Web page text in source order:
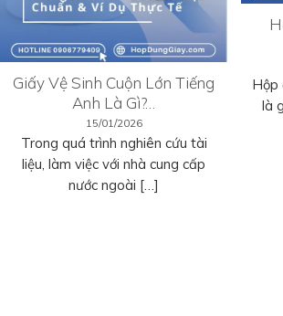
Giấy Vệ Sinh Cuộn Lớn Tiếng
Anh Là Gì?…
15/01/2026
Trong quá trình nghiên cứu tài
liệu, làm việc với nhà cung cấp
nước ngoài […]
Hộp
là